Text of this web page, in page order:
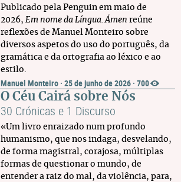
Publicado pela Penguin em maio de
2026, Em nome da Língua. Ámen reúne
reflexões de Manuel Monteiro sobre
diversos aspetos do uso do português, da
gramática e da ortografia ao léxico e ao
estilo.
Manuel Monteiro · 25 de junho de 2026 · 700
O Céu Cairá sobre Nós
30 Crónicas e 1 Discurso
«Um livro enraizado num profundo
humanismo, que nos indaga, desvelando,
de forma magistral, corajosa, múltiplas
formas de questionar o mundo, de
entender a raiz do mal, da violência, para,